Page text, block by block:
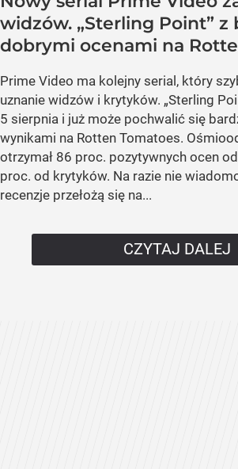
widzów. „Sterling Point” z
dobrymi ocenami na
Prime Video ma kolejny serial, który
uznanie widzów i krytyków. „Sterling
5 sierpnia i już może pochwalić się
wynikami na Rotten Tomatoes.
otrzymał 86 proc. pozytywnych ocen
proc. od krytyków. Na razie nie
recenzje przełożą się na...
CZYTAJ DALEJ